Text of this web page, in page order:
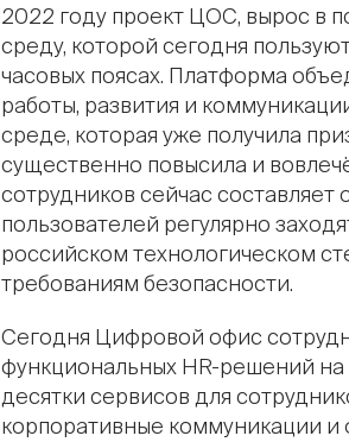
2022 году проект ЦОС, вырос в
среду, которой сегодня
часовых поясах. Платформа
работы, развития и
среде, которая уже получила
существенно повысила и
сотрудников сейчас
пользователей регулярно
российском технологическом
требованиям безопасности.
Сегодня Цифровой офис
функциональных HR-решений
десятки сервисов для
корпоративные коммуникации